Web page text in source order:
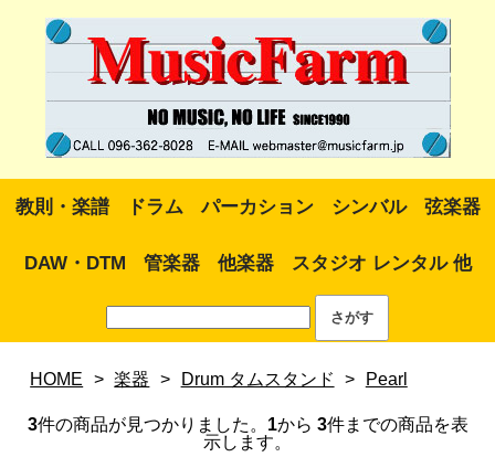
教則・楽譜 ドラム パーカション シンバル 弦楽器
DAW・DTM 管楽器 他楽器 スタジオ レンタル 他
HOME > 楽器 > Drum タムスタンド > Pearl
3件の商品が見つかりました。 1から 3件までの商品を表
示します。